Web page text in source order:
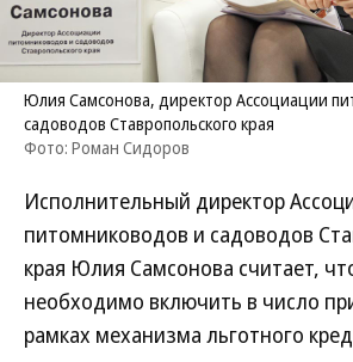
Юлия Самсонова, директор Ассоциации
садоводов Ставропольского края
Фото: Роман Сидоров
Исполнительный директор
питомниководов и садоводов
края Юлия Самсонова считает,
необходимо включить в число
рамках механизма льготного